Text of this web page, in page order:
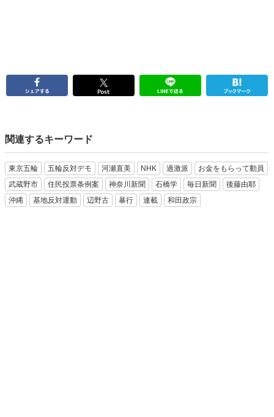
関連するキーワード
東京五輪 五輪反対デモ 河瀬直美 NHK 過激派
お金をもらって動員
武蔵野市
住民投票条例案 神奈川新聞 石橋学 毎日新聞
後藤由耶
沖縄
基地反対運動 辺野古 暴行 連載 和田政宗